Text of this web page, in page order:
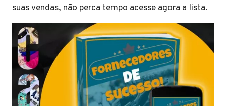
suas vendas, não perca tempo acesse agora a lista.